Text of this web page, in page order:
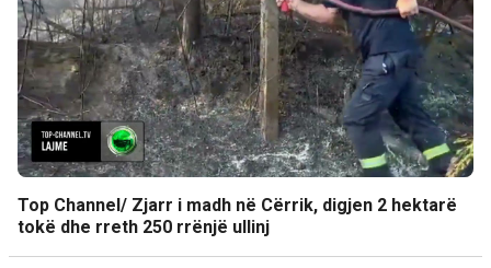
Top Channel/ Zjarr i madh në Cërrik, digjen 2 hektarë
tokë dhe rreth 250 rrënjë ullinj